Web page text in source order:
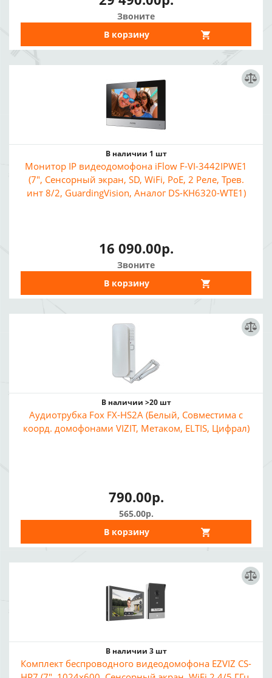
Звоните
В корзину
В наличии 1 шт
Монитор IP видеодомофона iFlow F-VI-3442IPWE1
(7", Сенсорный экран, SD, WiFi, PoE, 2 Реле, Трев.
инт 8/2, GuardingVision, Аналог DS-KH6320-WTE1)
16 090.00р.
Звоните
В корзину
В наличии >20 шт
Аудиотрубка Fox FX-HS2A (Белый, Совместима с
коорд. домофонами VIZIT, Метаком, ELTIS, Цифрал)
790.00р.
565.00р.
В корзину
В наличии 3 шт
Комплект беспроводного видеодомофона EZVIZ CS-